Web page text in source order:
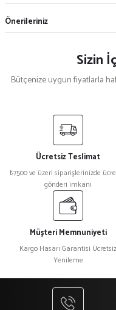
Önerileriniz
Sizin
Bütçenize uygun fiyatlarla
Nikah Şekeri Hediyeliği Metal
₺ 47
%15
Kristal Plaket Ekt-165a
₺ 918
Ücretsiz Teslimat
₺7500 ve üzeri siparişlerinizde
gönderi imkanı
Müşteri Memnuniyeti
Kargo Hasarı Garantisi Ücretsiz
Yenileme